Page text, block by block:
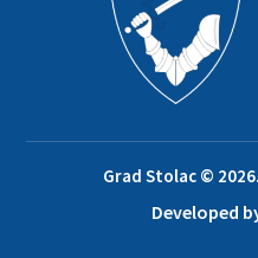
Grad Stolac ©
Developed